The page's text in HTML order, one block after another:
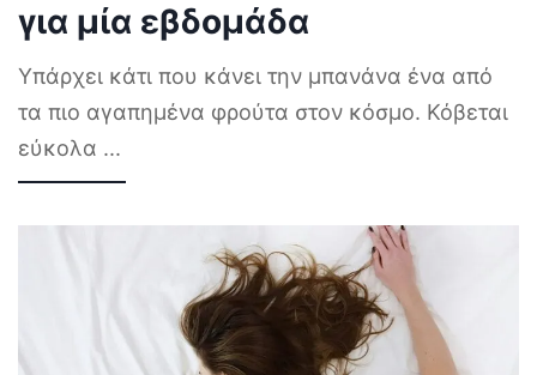
για μία εβδομάδα
Υπάρχει κάτι που κάνει την μπανάνα ένα από
τα πιο αγαπημένα φρούτα στον κόσμο. Κόβεται
εύκολα ...